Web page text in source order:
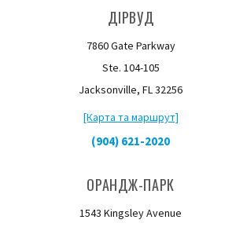
ДІРВУД
7860 Gate Parkway
Ste. 104-105
Jacksonville, FL 32256
[Карта та маршрут]
(904) 621-2020
ОРАНДЖ-ПАРК
1543 Kingsley Avenue